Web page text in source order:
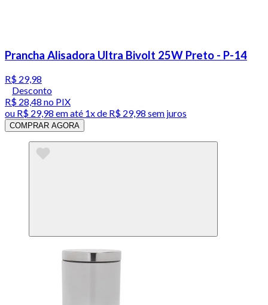
Prancha Alisadora Ultra Bivolt 25W Preto - P-14
R$ 29,98
Desconto
R$ 28,48 no PIX
ou R$ 29,98 em até 1x de R$ 29,98 sem juros
COMPRAR AGORA